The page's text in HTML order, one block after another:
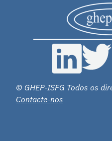
© GHEP-ISFG Todos os
Contacte-nos